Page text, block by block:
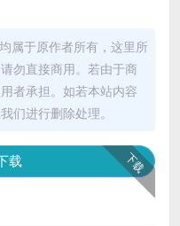
属于原作者所有，这里所
勿直接商用。若由于商
者承担。如若本站内容
们进行删除处理。
下载
载